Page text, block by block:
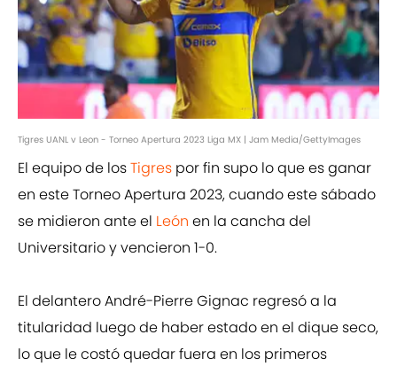
Tigres UANL v Leon - Torneo Apertura 2023 Liga MX | Jam Media/GettyImages
El equipo de losTigres por fin supo lo que es ganar
en este Torneo Apertura 2023, cuando este sábado
se midieron ante el León en la cancha del
Universitario y vencieron 1-0.
El delantero André-Pierre Gignac regresó a la
titularidad luego de haber estado en el dique seco,
lo que le costó quedar fuera en los primeros